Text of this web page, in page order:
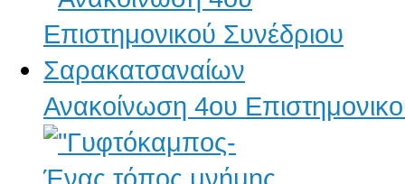
Ανακοίνωση 4ου